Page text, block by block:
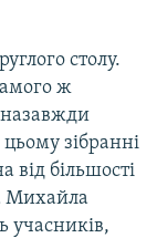
столу.
ж
цьому зібранні
від більшості
Михайла
учасників,